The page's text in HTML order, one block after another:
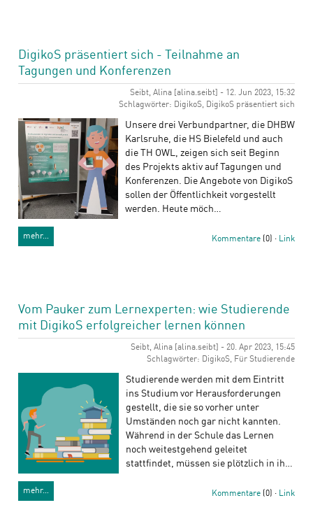
DigikoS präsentiert sich - Teilnahme an
Tagungen und Konferenzen
Seibt, Alina [alina.seibt] - 12. Jun 2023, 15:32
Schlagwörter: DigikoS, DigikoS präsentiert sich
Unsere drei Verbundpartner, die DHBW
Karlsruhe, die HS Bielefeld und auch
die TH OWL, zeigen sich seit Beginn
des Projekts aktiv auf Tagungen und
Konferenzen. Die Angebote von DigikoS
sollen der Öffentlichkeit vorgestellt
werden. Heute möch…
mehr… Kommentare (0) · Link
Vom Pauker zum Lernexperten: wie Studierende
mit DigikoS erfolgreicher lernen können
Seibt, Alina [alina.seibt] - 20. Apr 2023, 15:45
Schlagwörter: DigikoS, Für Studierende
Studierende werden mit dem Eintritt
ins Studium vor Herausforderungen
gestellt, die sie so vorher unter
Umständen noch gar nicht kannten.
Während in der Schule das Lernen
noch weitestgehend geleitet
stattfindet, müssen sie plötzlich in ih…
mehr… Kommentare (0) · Link